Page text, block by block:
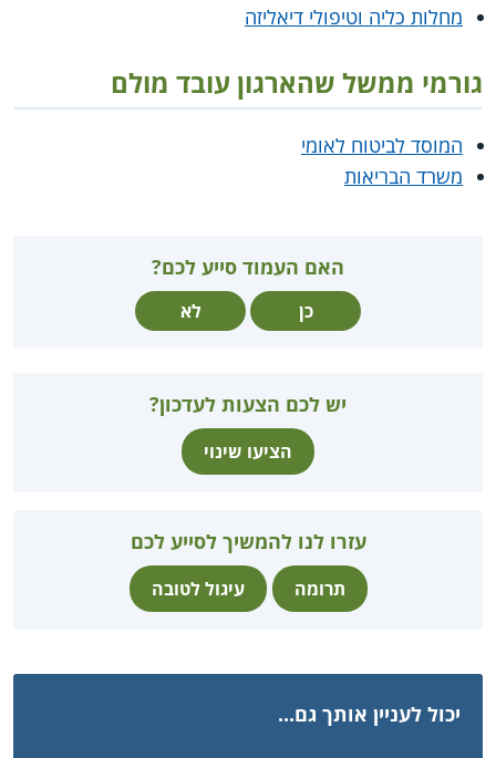
מחלות כליה וטיפולי דיאליזה
גורמי ממשל שהארגון עובד מולם
המוסד לביטוח לאומי
משרד הבריאות
האם העמוד סייע לכם?
כן לא
יש לכם הצעות לעדכון?
הציעו שינוי
עזרו לנו להמשיך לסייע לכם
תרומה עיגול לטובה
יכול לעניין אותך גם...